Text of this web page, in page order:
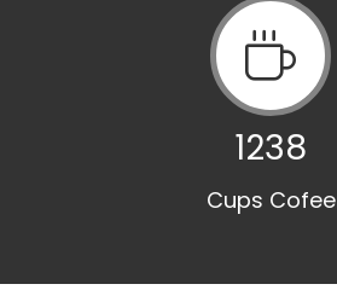
1250
Cups Cofee